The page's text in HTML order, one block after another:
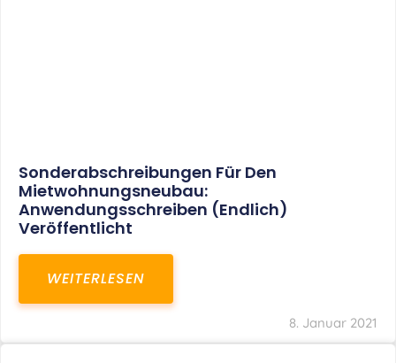
Sonderabschreibungen Für Den
Mietwohnungsneubau:
Anwendungsschreiben (endlich)
Veröffentlicht
WEITERLESEN
8. Januar 2021